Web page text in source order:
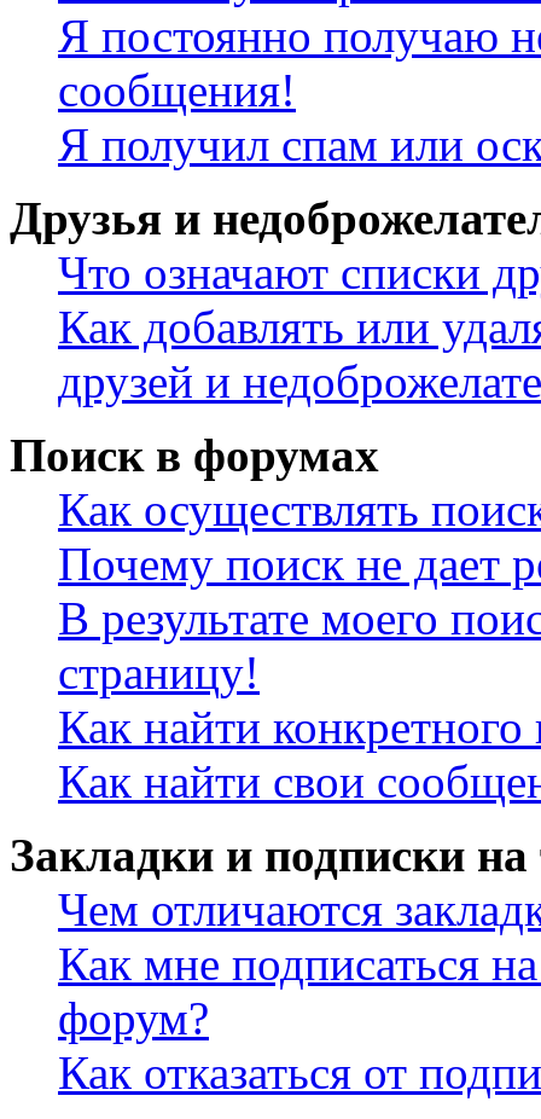
Я постоянно получаю
сообщения!
Я получил спам или
Друзья и
Что означают списки
Как добавлять или
друзей и
Поиск в форумах
Как осуществлять
Почему поиск не дает
В результате моего
страницу!
Как найти конкретного
Как найти свои
Закладки и подписки
Чем отличаются
Как мне подписаться
форум?
Как отказаться от